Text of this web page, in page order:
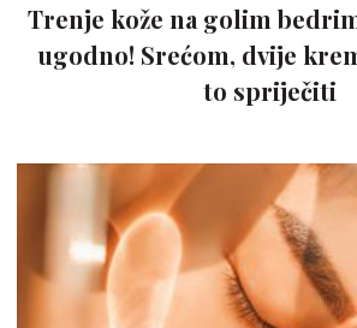
Trenje kože na golim
ugodno! Srećom, dvije
to spriječiti